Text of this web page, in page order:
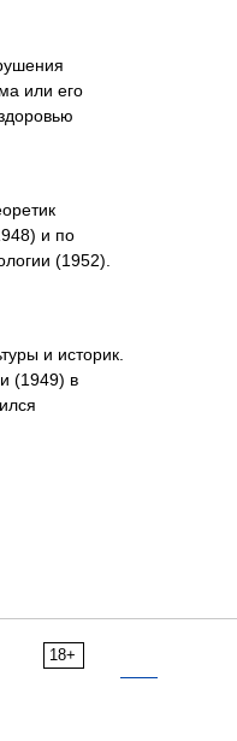
или его
и по
(1952).
и историк.
(1949) в
18+